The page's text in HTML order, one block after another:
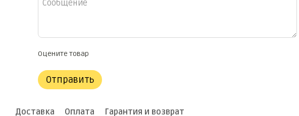
Оцените товар
Отправить
Доставка Оплата Гарантия и возврат